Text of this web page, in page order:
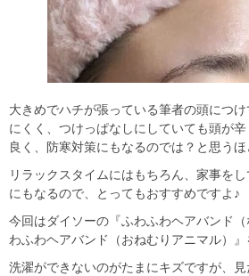
大きめでハチが張っている筆者の頭につ
にくく、つけっぱなしにしていても頭が
良く、防寒対策にもなるのでは？と思うほ
リラックスタイムにはもちろん、家事を
にもなるので、とってもおすすめですよ♪
今回はダイソーの『ふわふわヘアバンド
わふわヘアバンド（おねむりアニマル）』
洗濯ができないのがたまにキズですが、見